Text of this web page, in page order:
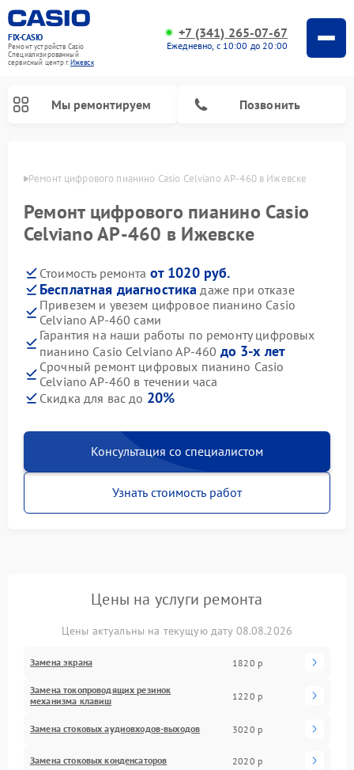
FIX-CASIO
Ремонт устройств Casio
Специализированный
cервисный центр г.Ижевск
+7 (341) 265-07-67
Ежедневно, с 10:00 до 20:00
Мы ремонтируем Позвонить
Ремонт цифрового пианино Casio Celviano AP-460 в Ижевске
Ремонт цифрового пианино Casio
Celviano AP-460 в Ижевске
Стоимость ремонта от 1020 руб.
Бесплатная диагностика даже при отказе
Привезем и увезем цифровое пианино Casio
Celviano AP-460 сами
Гарантия на наши работы по ремонту цифровых
пианино Casio Celviano AP-460 до 3-х лет
Срочный ремонт цифровых пианино Casio
Celviano AP-460 в течении часа
Скидка для вас до 20%
Консультация со специалистом
Узнать стоимость работ
Цены на услуги ремонта
Цены актуальны на текущую дату 08.08.2026
Замена экрана 1820 р
Замена токопроводящих резинок
механизма клавиш
1220 р
Замена стоковых аудиовходов-выходов 3020 р
Замена стоковых конденсаторов 2020 р